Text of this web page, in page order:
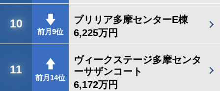
10
前月9位
ブリリア多摩センターE棟
6,225万円
11
前月14位
ヴィークステージ多摩センタ
ーサザンコート
6,172万円